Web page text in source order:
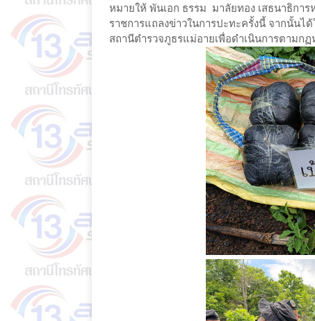
หมายให้ พันเอก ธรรม มาลัยทอง เสธนาธิกา
ราชการแถลงข่าวในการปะทะครั้งนี้ จากนั้น
สถานีตำรวจภูธรแม่อายเพื่อดำเนินการตามก